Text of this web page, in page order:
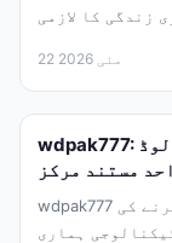
22 مئی 2026
wdpak777: آفیشل اور محفوظ سافٹ ویئر ڈاؤن لوڈ
مستند مرکز
wdpak777 کے ذریعے آفیشل سافٹ ویئر ڈاؤن لوڈ کرنے کی
ہماری